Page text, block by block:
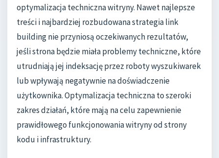
optymalizacja techniczna witryny. Nawet najlepsze
treści i najbardziej rozbudowana strategia link
building nie przyniosą oczekiwanych rezultatów,
jeśli strona będzie miała problemy techniczne, które
utrudniają jej indeksację przez roboty wyszukiwarek
lub wpływają negatywnie na doświadczenie
użytkownika. Optymalizacja techniczna to szeroki
zakres działań, które mają na celu zapewnienie
prawidłowego funkcjonowania witryny od strony
kodu i infrastruktury.